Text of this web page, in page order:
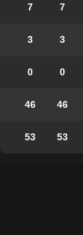
7
7
3
3
0
0
46
46
53
53